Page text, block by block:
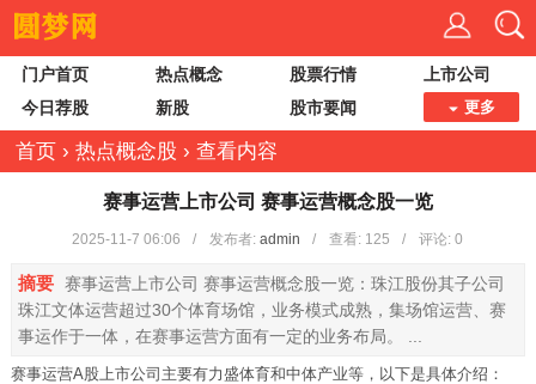
门户首页 热点概念 股票行情
上市公司
今日荐股
新股 股市要闻 更多
首页 › 热点概念股 › 查看内容
赛事运营上市公司 赛事运营概念股一览
2025-11-7 06:06 / 发布者:admin / 查看: 125 / 评论: 0
摘要 赛事运营上市公司 赛事运营概念股一览：珠江股份其子公司
珠江文体运营超过30个体育场馆，业务模式成熟，集场馆运营、赛
事运作于一体，在赛事运营方面有一定的业务布局。 ...
赛事运营A股上市公司主要有力盛体育和中体产业等，以下是具体介绍：